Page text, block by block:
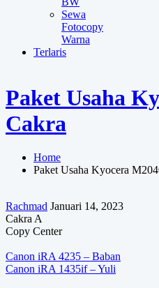
Sewa
Fotocopy
Warna
Terlaris
Paket Usaha
Cakra
Home
Paket Usaha Kyocera
Rachmad Januari 14, 2023
Cakra A
Copy Center
Navigasi
pos
Canon iRA 4235 – Baban
Canon iRA 1435if – Yuli